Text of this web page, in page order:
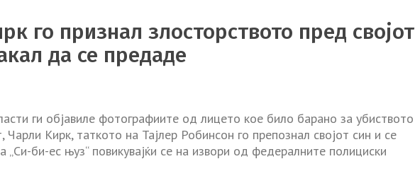
го признал злосторството пред својот
да се предаде
ги објавиле фотографиите од лицето кое било барано за убиството
Чарли Кирк, таткото на Тајлер Робинсон го препознал својот син и се
„Си-би-ес њуз“ повикувајќи се на извори од федералните полициски